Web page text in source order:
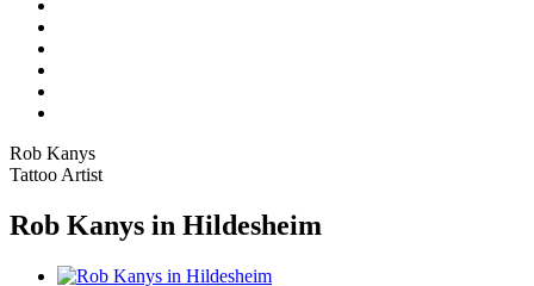
Rob Kanys
Tattoo Artist
Rob Kanys in Hildesheim